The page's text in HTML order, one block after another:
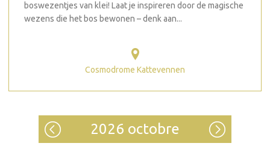
boswezentjes van klei! Laat je inspireren door de magische
wezens die het bos bewonen – denk aan...
Cosmodrome Kattevennen
2026 octobre